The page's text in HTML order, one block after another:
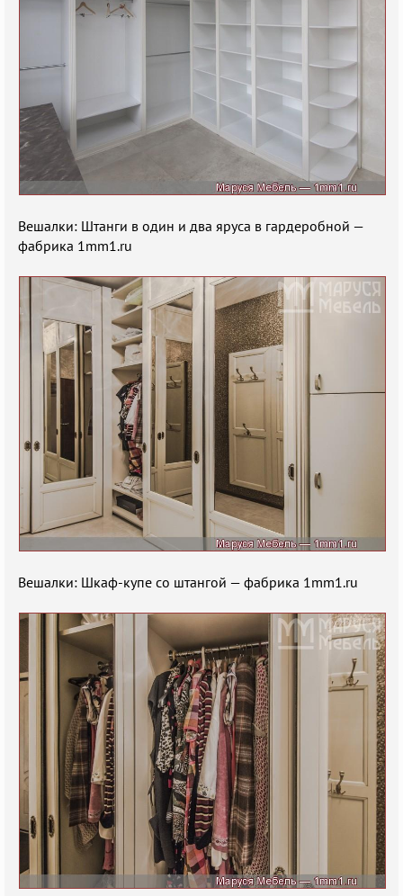
Вешалки: Штанги в один и два яруса в гардеробной —
фабрика 1mm1.ru
Вешалки: Шкаф-купе со штангой — фабрика 1mm1.ru